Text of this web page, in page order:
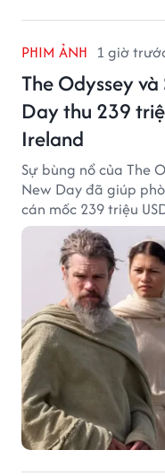
PHIM ẢNH 1 giờ
The Odyssey
Day thu 239
Ireland
Sự bùng nổ của The
New Day đã giúp
cán mốc 239 triệu
ngoái.